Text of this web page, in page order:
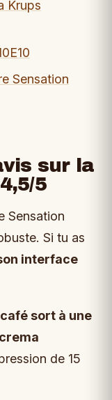
Krups
Sensation
sur la
5
Sensation
Si tu as
interface
sort à une
de 15